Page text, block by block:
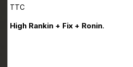
TTC
High Rankin + Fix + Ronin.